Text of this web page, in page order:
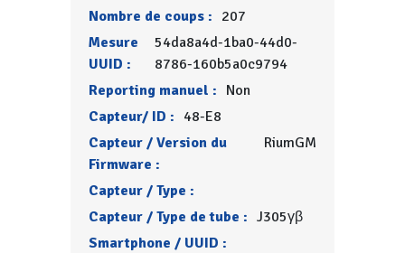
Nombre de coups : 207
Mesure
UUID :
54da8a4d-1ba0-44d0-
8786-160b5a0c9794
Reporting manuel : Non
Capteur/ ID : 48-E8
Capteur / Version du
Firmware :
RiumGM
Capteur / Type :
Capteur / Type de tube : J305γβ
Smartphone / UUID :